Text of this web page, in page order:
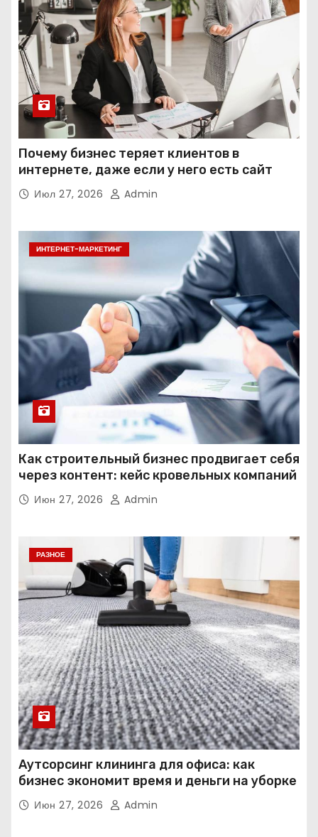
Почему бизнес теряет клиентов в
интернете, даже если у него есть сайт
Июл 27, 2026 Admin
ИНТЕРНЕТ-МАРКЕТИНГ
Как строительный бизнес продвигает себя
через контент: кейс кровельных компаний
Июн 27, 2026 Admin
РАЗНОЕ
Аутсорсинг клининга для офиса: как
бизнес экономит время и деньги на уборке
Июн 27, 2026 Admin